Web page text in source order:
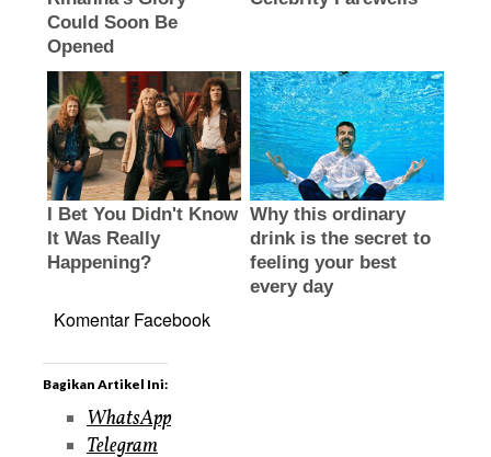
Komentar Facebook
Bagikan Artikel Ini:
WhatsApp
Telegram